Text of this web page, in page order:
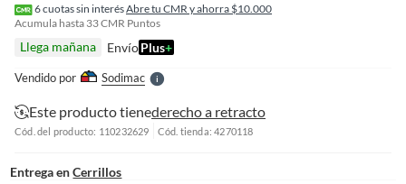
6cuotas sin interésAbre tu CMR y ahorra $10.000
Acumula hasta 33CMR Puntos
Llega mañana EnvíoPlus+
Vendido por SodimacS
l
l
e
r
Este producto tienederecho a retracto
Cód. del producto: 110232629 Cód. tienda: 4270118
Entrega en Cerrillos